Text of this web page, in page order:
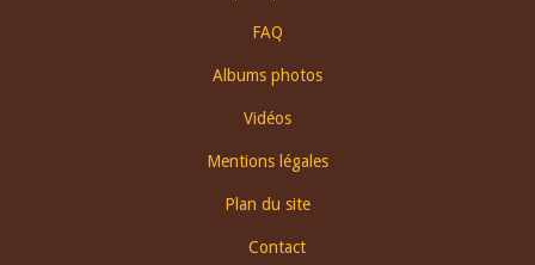
FAQ
Albums photos
Vidéos
Mentions légales
Plan du site
Contact